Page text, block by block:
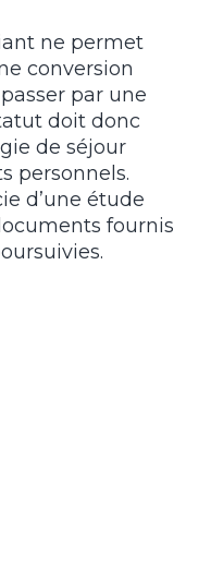
ne permet
conversion
par une
doit donc
de séjour
personnels.
d’une étude
fournis